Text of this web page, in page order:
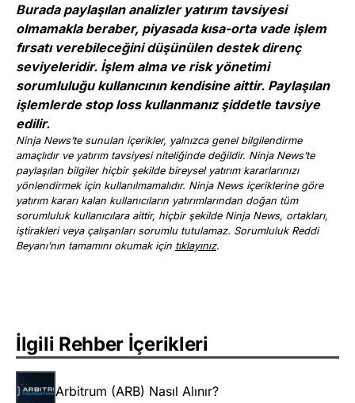
Burada paylaşılan analizler yatırım tavsiyesi
olmamakla beraber, piyasada kısa-orta vade işlem
fırsatı verebileceğini düşünülen destek direnç
seviyeleridir. İşlem alma ve risk yönetimi
sorumluluğu kullanıcının kendisine aittir. Paylaşılan
işlemlerde stop loss kullanmanız şiddetle tavsiye
edilir.
Ninja News’te sunulan içerikler, yalnızca genel bilgilendirme
amaçlıdır ve yatırım tavsiyesi niteliğinde değildir. Ninja News’te
paylaşılan bilgiler hiçbir şekilde bireysel yatırım kararlarınızı
yönlendirmek için kullanılmamalıdır. Ninja News içeriklerine göre
yatırım kararı kalan kullanıcıların yatırımlarından doğan tüm
sorumluluk kullanıcılara aittir, hiçbir şekilde Ninja News, ortakları,
iştirakleri veya çalışanları sorumlu tutulamaz. Sorumluluk Reddi
Beyanı’nın tamamını okumak için tıklayınız.
İlgili Rehber İçerikleri
Arbitrum (ARB) Nasıl Alınır?